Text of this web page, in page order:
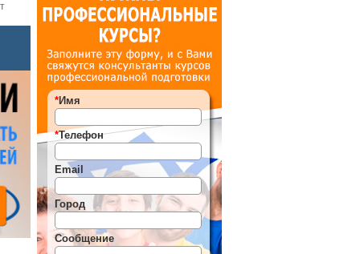
*Имя
*Телефон
Email
Город
Сообщение